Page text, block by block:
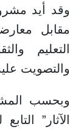
التعليم
والتصويت عليه
وبحسب
الآثار”